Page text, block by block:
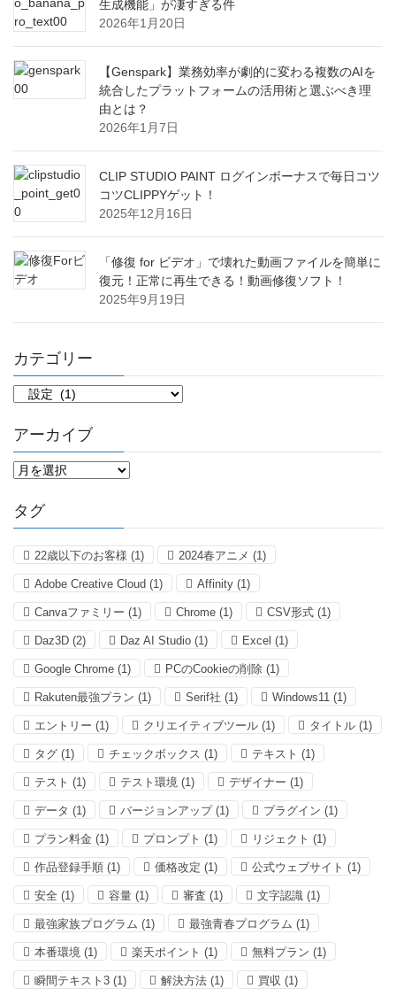
生成機能」が凄すぎる件
2026年1月20日
【Genspark】業務効率が劇的に変わる複数のAIを
統合したプラットフォームの活用術と選ぶべき理
由とは？
2026年1月7日
CLIP STUDIO PAINT ログインボーナスで毎日コツ
コツCLIPPYゲット！
2025年12月16日
「修復 for ビデオ」で壊れた動画ファイルを簡単に
復元！正常に再生できる！動画修復ソフト！
2025年9月19日
カテゴリー
カ
テ
リ
ー
アーカイブ
ア
ー
イ
タグ
22歳以下のお客様 (1) 2024春アニメ (1)
Adobe Creative Cloud (1) Affinity (1)
Canvaファミリー (1) Chrome (1) CSV形式 (1)
Daz3D (2) Daz AI Studio (1) Excel (1)
Google Chrome (1) PCのCookieの削除 (1)
Rakuten最強プラン (1) Serif社 (1) Windows11 (1)
エントリー (1) クリエイティブツール (1) タイトル (1)
タグ (1) チェックボックス (1) テキスト (1)
テスト (1) テスト環境 (1) デザイナー (1)
データ (1) バージョンアップ(1) プラグイン (1)
プラン料金 (1) プロンプト (1) リジェクト (1)
作品登録手順 (1) 価格改定 (1) 公式ウェブサイト (1)
安全 (1) 容量 (1) 審査 (1) 文字認識 (1)
最強家族プログラム (1) 最強青春プログラム (1)
本番環境 (1) 楽天ポイント (1) 無料プラン (1)
瞬間テキスト3 (1) 解決方法 (1) 買収 (1)